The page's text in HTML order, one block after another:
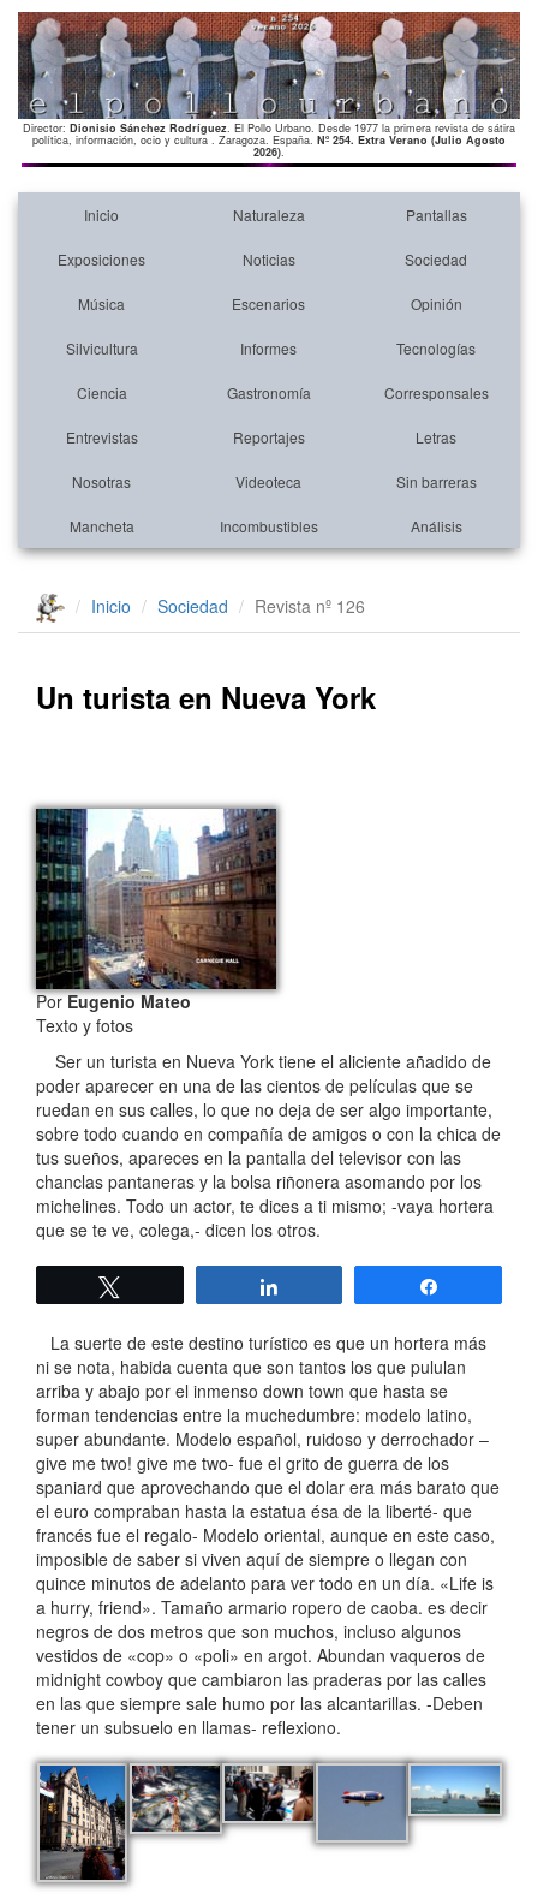
Director: Dionisio Sánchez Rodríguez. El Pollo Urbano. Desde 1977 la primera revista de sátira
política, información, ocio y cultura . Zaragoza. España. Nº 254. Extra Verano (Julio Agosto
2026).
Inicio Naturaleza Pantallas
Exposiciones Noticias Sociedad
Música Escenarios Opinión
Silvicultura Informes Tecnologías
Ciencia Gastronomía Corresponsales
Entrevistas Reportajes Letras
Nosotras Videoteca Sin barreras
Mancheta Incombustibles Análisis
Inicio Sociedad Revista nº 126
Un turista en Nueva York
PorEugenio Mateo
Texto y fotos
Ser un turista en Nueva York tiene el aliciente añadido de
poder aparecer en una de las cientos de películas que se
ruedan en sus calles, lo que no deja de ser algo importante,
sobre todo cuando en compañía de amigos o con la chica de
tus sueños, apareces en la pantalla del televisor con las
chanclas pantaneras y la bolsa riñonera asomando por los
michelines. Todo un actor, te dices a ti mismo; -vaya hortera
que se te ve, colega,- dicen los otros.
La suerte de este destino turístico es que un hortera más
ni se nota, habida cuenta que son tantos los que pululan
arriba y abajo por el inmenso down town que hasta se
forman tendencias entre la muchedumbre: modelo latino,
super abundante. Modelo español, ruidoso y derrochador –
give me two! give me two- fue el grito de guerra de los
spaniard que aprovechando que el dolar era más barato que
el euro compraban hasta la estatua ésa de la liberté- que
francés fue el regalo- Modelo oriental, aunque en este caso,
imposible de saber si viven aquí de siempre o llegan con
quince minutos de adelanto para ver todo en un día. «Life is
a hurry, friend». Tamaño armario ropero de caoba. es decir
negros de dos metros que son muchos, incluso algunos
vestidos de «cop» o «poli» en argot. Abundan vaqueros de
midnight cowboy que cambiaron las praderas por las calles
en las que siempre sale humo por las alcantarillas. -Deben
tener un subsuelo en llamas- reflexiono.